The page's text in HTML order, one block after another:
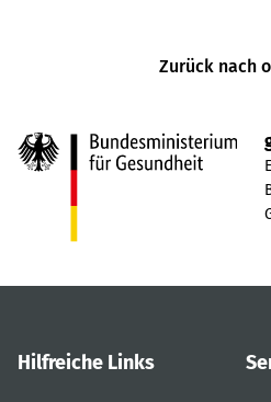
Zurück nach
Hilfreiche Links